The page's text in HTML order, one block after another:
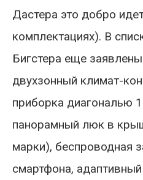
Дастера это добро
комплектациях). В
Бигстера еще
двухзонный климат-
приборка диагональю
панорамный люк в
марки), беспроводная
смартфона,